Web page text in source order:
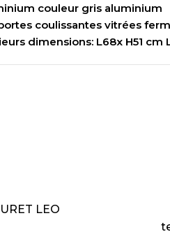
couleur gris aluminium
coulissantes vitrées
dimensions: L68x H51 cm
SUITE LEO